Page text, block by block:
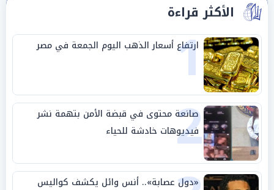
الأكثر قراءة
1
ارتفاع أسعار الذهب اليوم الجمعة في مصر
2
صانعة محتوى في قبضة الأمن بتهمة نشر
فيديوهات خادشة للحياء
«دول عصابة».. أنس وائل يكشف كواليس